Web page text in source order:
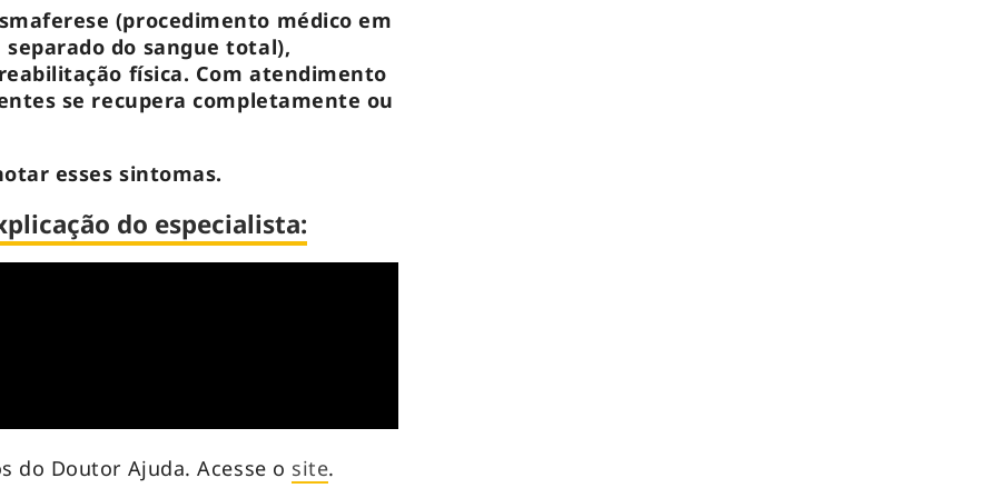
(procedimento médico em
do sangue total),
física. Com atendimento
se recupera completamente ou
esses sintomas.
do especialista:
do Doutor Ajuda. Acesse o site.